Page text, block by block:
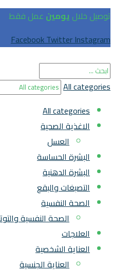
توصيل خلال يومين عمل فقط
FacebookTwitterInstagram
All categories
All categories
الاغذية الصحية
العسل
البشرة الحساسة
البشرة الدهنية
التصبغات والبقع
الصحة النفسية
الصحة النفسية
العلاجات
العناية الشخصية
العناية الجنسية